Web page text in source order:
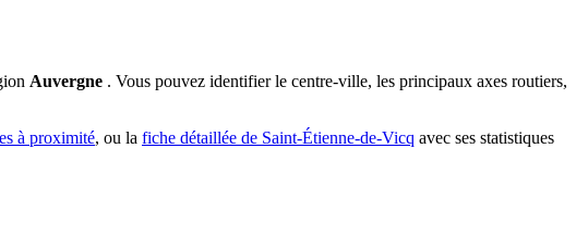
Auvergne . Vous pouvez identifier le centre-ville, les principaux axes routiers,
à proximité, ou la fiche détaillée de Saint-Étienne-de-Vicq avec ses statistiques